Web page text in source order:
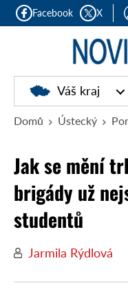
Facebook X
Váš kraj
Domů Ústecký
Jak se mění
brigády už
studentů
Jarmila Rýdlová